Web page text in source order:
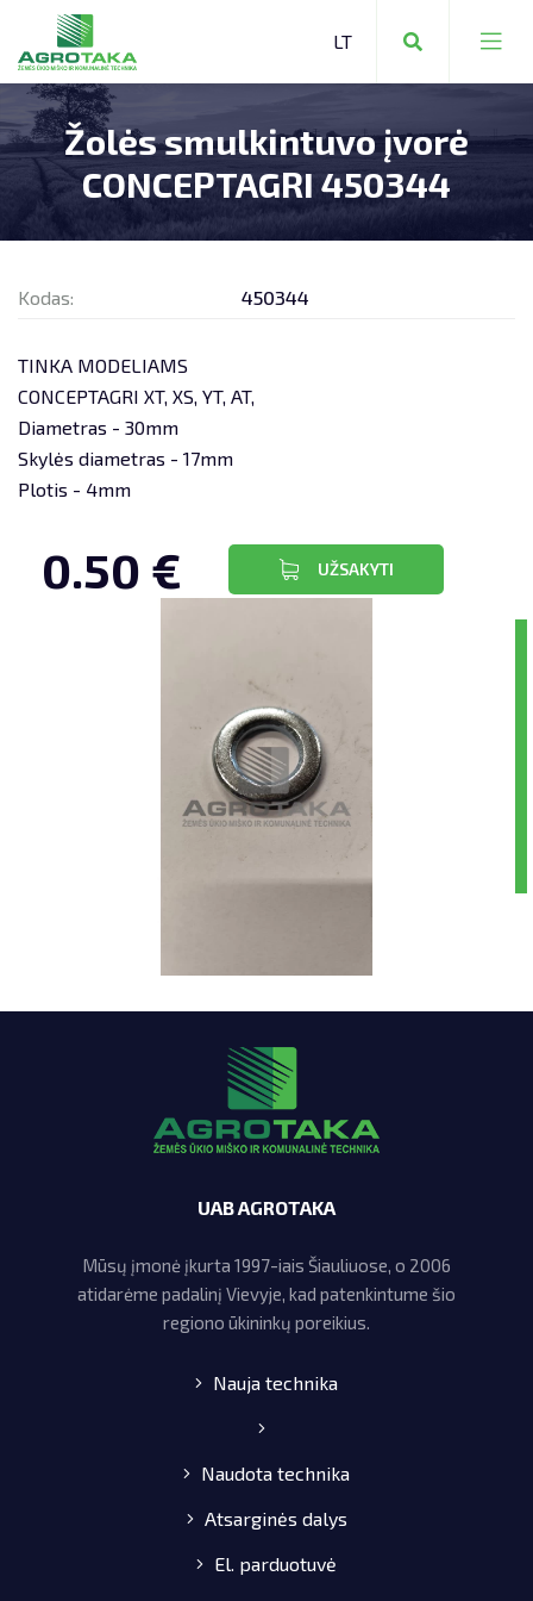
ŽEMĖS ŪKIO TECHNIKA
KOMUNALINĖ TECHNIKA
ŽEMĖS ŪKIO TECHNIKA
SANDĖLIAVIMO TECHNIKA
KITA TECHNIKA
ATSARGINĖS DALYS:
SERVISAS
PERVEŽIMAI
LIZINGAS
Žolės smulkintuvo įvorė
CONCEPTAGRI 450344
Kodas: 450344
TINKA MODELIAMS
CONCEPTAGRI XT, XS, YT, AT,
Diametras - 30mm
Skylės diametras - 17mm
Plotis - 4mm
0.50 € UŽSAKYTI
UAB AGROTAKA
Mūsų įmonė įkurta 1997-iais Šiauliuose, o 2006
atidarėme padalinį Vievyje, kad patenkintume šio
regiono ūkininkų poreikius.
Nauja technika
Naudota technika
Atsarginės dalys
El. parduotuvė